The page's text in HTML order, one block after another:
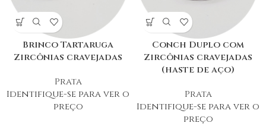
Brinco Tartaruga
Zircônias cravejadas
Prata
Identifique-se para ver o
preço
Conch Duplo com
Zircônias cravejadas
(haste de aço)
Prata
Identifique-se para ver o
preço